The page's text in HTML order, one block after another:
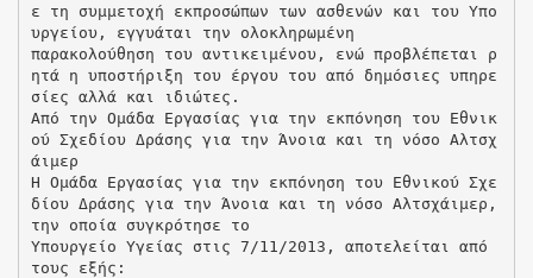
ε τη συμμετοχή εκπροσώπων των ασθενών και του Υπο
υργείου, εγγυάται την ολοκληρωμένη
παρακολούθηση του αντικειμένου, ενώ προβλέπεται ρ
ητά η υποστήριξη του έργου του από δημόσιες υπηρε
σίες αλλά και ιδιώτες.
Από την Ομάδα Εργασίας για την εκπόνηση του Εθνικ
ού Σχεδίου Δράσης για την Άνοια και τη νόσο Αλτσχ
άιμερ
Η Ομάδα Εργασίας για την εκπόνηση του Εθνικού Σχε
δίου Δράσης για την Άνοια και τη νόσο Αλτσχάιμερ,
την οποία συγκρότησε το
Υπουργείο Υγείας στις 7/11/2013, αποτελείται από
τους εξής: